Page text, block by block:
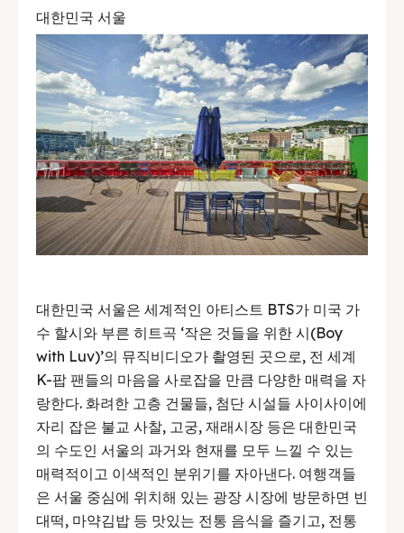
대한민국 서울
대한민국 서울은 세계적인 아티스트 BTS가 미국 가
수 할시와 부른 히트곡 ‘작은 것들을 위한 시(Boy
with Luv)’의 뮤직비디오가 촬영된 곳으로, 전 세계
K-팝 팬들의 마음을 사로잡을 만큼 다양한 매력을 자
랑한다. 화려한 고층 건물들, 첨단 시설들 사이사이에
자리 잡은 불교 사찰, 고궁, 재래시장 등은 대한민국
의 수도인 서울의 과거와 현재를 모두 느낄 수 있는
매력적이고 이색적인 분위기를 자아낸다. 여행객들
은 서울 중심에 위치해 있는 광장 시장에 방문하면 빈
대떡, 마약김밥 등 맛있는 전통 음식을 즐기고, 전통